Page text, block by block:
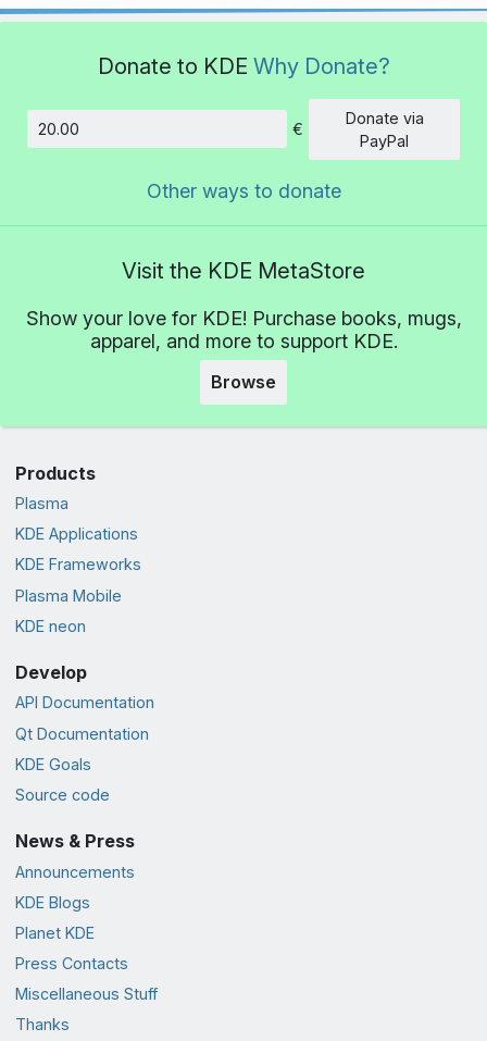
Donate to KDE Why Donate?
Amount
€
Donate via
PayPal
Other ways to donate
Visit the KDE MetaStore
Show your love for KDE! Purchase books, mugs,
apparel, and more to support KDE.
Browse
Products
Plasma
KDE Applications
KDE Frameworks
Plasma Mobile
KDE neon
Develop
API Documentation
Qt Documentation
KDE Goals
Source code
News & Press
Announcements
KDE Blogs
Planet KDE
Press Contacts
Miscellaneous Stuff
Thanks